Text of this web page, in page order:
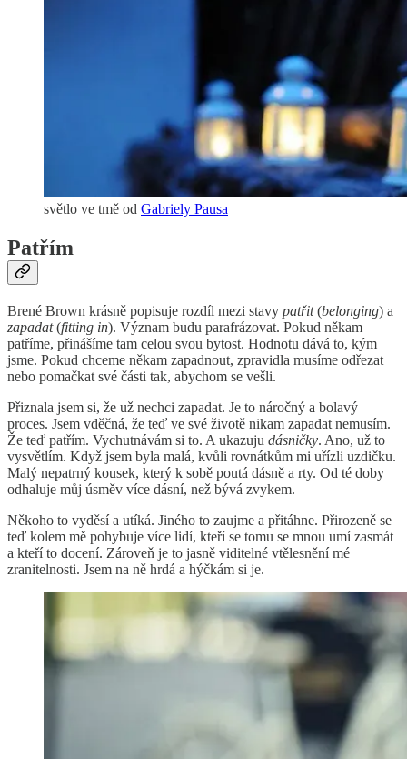
světlo ve tmě od Gabriely Pausa
Patřím
Brené Brown krásně popisuje rozdíl mezi stavy patřit(belonging) a
zapadat(fitting in). Význam budu parafrázovat. Pokud někam
patříme, přinášíme tam celou svou bytost. Hodnotu dává to, kým
jsme. Pokud chceme někam zapadnout, zpravidla musíme odřezat
nebo pomačkat své části tak, abychom se vešli.
Přiznala jsem si, že už nechci zapadat. Je to náročný a bolavý
proces. Jsem vděčná, že teď ve své životě nikam zapadat nemusím.
Že teď patřím. Vychutnávám si to. A ukazuju dásničky. Ano, už to
vysvětlím. Když jsem byla malá, kvůli rovnátkům mi uřízli uzdičku.
Malý nepatrný kousek, který k sobě poutá dásně a rty. Od té doby
odhaluje můj úsměv více dásní, než bývá zvykem.
Někoho to vyděsí a utíká. Jiného to zaujme a přitáhne. Přirozeně se
teď kolem mě pohybuje více lidí, kteří se tomu se mnou umí zasmát
a kteří to docení. Zároveň je to jasně viditelné vtělesnění mé
zranitelnosti. Jsem na ně hrdá a hýčkám si je.